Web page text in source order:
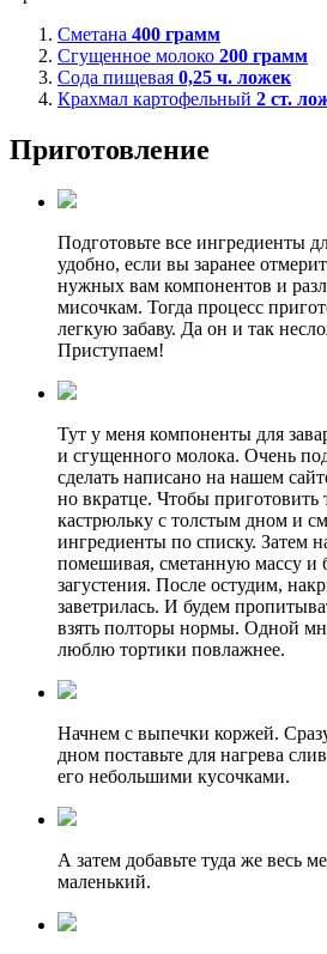
Сметана 400 грамм
Сгущенное молоко 200 грамм
Сода пищевая 0,25 ч. ложек
Крахмал картофельный 2 ст.
Приготовление
Подготовьте все ингредиенты
удобно, если вы заранее
нужных вам компонентов и
мисочкам. Тогда процесс
легкую забаву. Да он и так
Приступаем!
Тут у меня компоненты для
и сгущенного молока. Очень
сделать написано на нашем
но вкратце. Чтобы приготовить
кастрюльку с толстым дном и
ингредиенты по списку. Затем
помешивая, сметанную массу и
загустения. После остудим,
заветрилась. И будем
взять полторы нормы. Одной
люблю тортики повлажнее.
Начнем с выпечки коржей.
дном поставьте для нагрева
его небольшими кусочками.
А затем добавьте туда же весь
маленький.